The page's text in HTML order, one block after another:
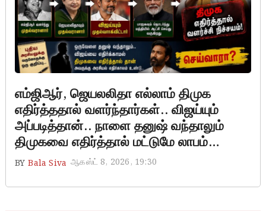
எம்ஜிஆர், ஜெயலலிதா எல்லாம் திமுக
எதிர்த்ததால் வளர்ந்தார்கள்.. விஜய்யும்
அப்படித்தான்.. நாளை தனுஷ் வந்தாலும்
திமுகவை எதிர்த்தால் மட்டுமே லாபம்…
BY Bala Siva ஆகஸ்ட் 8, 2026, 19:30